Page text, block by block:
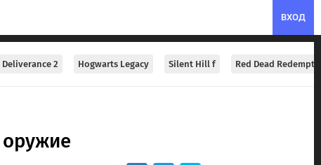
ВХОД
2 Hogwarts Legacy Silent Hill f Red Dead
оружие